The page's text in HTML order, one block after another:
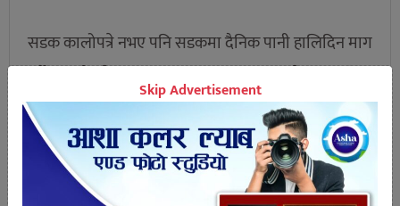
सडक कालोपत्रे नभए पनि सडकमा दैनिक पानी हालिदिन माग
गर्दै स्थानीयले पटक-पटक सडक अबरुद्ध गरेर सम्बन्धित
निकायलाई ध्यानाकर्षण गराए पनि नगरले बेवास्ता गरेको
स्थानीयको गुनासो छ ।
Skip Advertisement